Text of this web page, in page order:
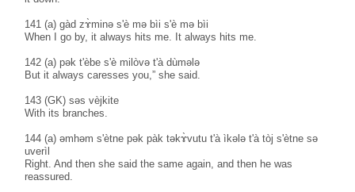
141 (a) gàd zɤ̀minə s'è mə bìi s'è mə bìi
When I go by, it always hits me. It always hits me.
142 (a) pək t'èbe s'è milòvə t'à dùmələ
But it always caresses you,” she said.
143 (GK) səs vèjkite
With its branches.
144 (a) əmhəm s'ètne pək pàk təkɤ̀vutu t'à ìkələ t'à tòj s'ètne sə
uverìl
Right. And then she said the same again, and then he was
reassured.